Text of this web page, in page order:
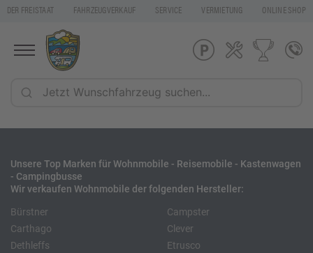
DER FREISTAAT FAHRZEUGVERKAUF SERVICE VERMIETUNG ONLINE SHOP
Unsere Top Marken für Wohnmobile - Reisemobile - Kastenwagen
- Campingbusse
Wir verkaufen Wohnmobile der folgenden Hersteller:
Bürstner
Carthago
Dethleffs
Campster
Clever
Etrusco